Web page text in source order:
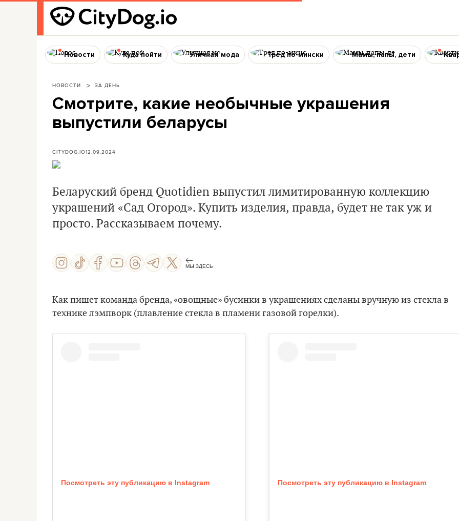
Новости Куда пойти Уличная мода Тред по-мински Мамы, папы, дети
НОВОСТИ ЗА ДЕНЬ
Смотрите, какие необычные украшения
выпустили беларусы
CITYDOG.IO12.09.2024
Беларуский бренд Quotidien выпустил лимитированную коллекцию
украшений «Сад Огород». Купить изделия, правда, будет не так уж и
просто. Рассказываем почему.
МЫ ЗДЕСЬ
Как пишет команда бренда, «овощные» бусинки в украшениях сделаны вручную из стекла в
технике лэмпворк (плавление стекла в пламени газовой горелки).
Посмотреть эту публикацию в Instagram Посмотреть эту публикацию в Instagram